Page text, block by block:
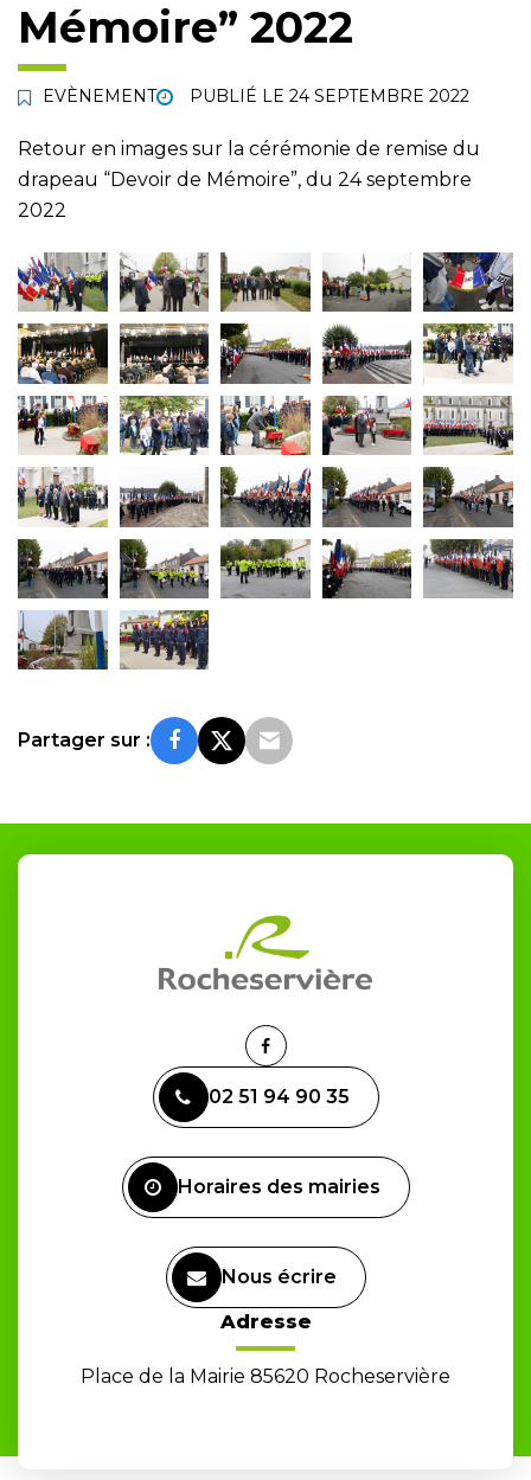
Mémoire” 2022
EVÈNEMENT PUBLIÉ LE 24 SEPTEMBRE 2022
Retour en images sur la cérémonie de remise du
drapeau “Devoir de Mémoire”, du 24 septembre
2022
Partager sur :
Lien
le
compte
02 51 94 90 35
Horaires des mairies
Nous écrire
Adresse
Place de la Mairie 85620 Rocheservière